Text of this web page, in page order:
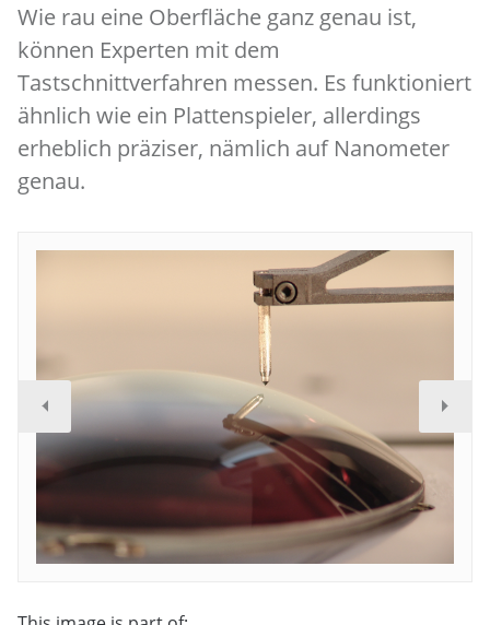
Wie rau eine Oberfläche ganz genau ist,
können Experten mit dem
Tastschnittverfahren messen. Es funktioniert
ähnlich wie ein Plattenspieler, allerdings
erheblich präziser, nämlich auf Nanometer
genau.